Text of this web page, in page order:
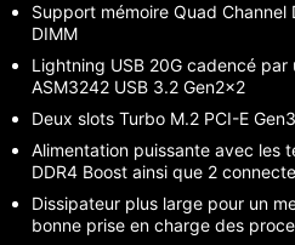
Support mémoire Quad
DIMM
Lightning USB 20G cadencé par
ASM3242 USB 3.2 Gen2x2
Deux slots Turbo M.2 PCI-E
Alimentation puissante avec les
DDR4 Boost ainsi que 2
Dissipateur plus large pour un
bonne prise en charge des